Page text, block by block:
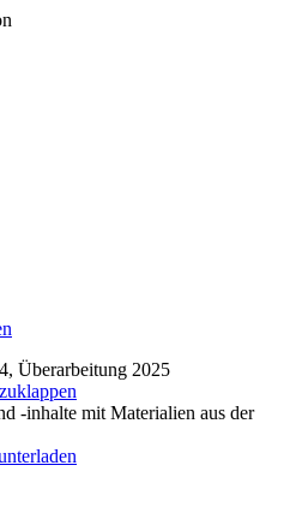
Überarbeitung 2025
-inhalte mit Materialien aus der